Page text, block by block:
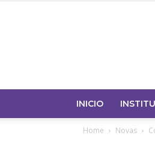
INICIO
Home Novas